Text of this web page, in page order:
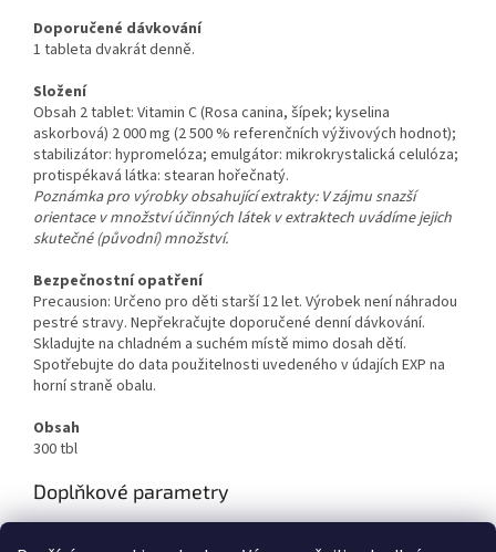
Doporučené dávkování
1 tableta dvakrát denně.
Složení
Obsah 2 tablet: Vitamin C (Rosa canina, šípek; kyselina
askorbová) 2 000 mg (2 500 % referenčních výživových hodnot);
stabilizátor: hypromelóza; emulgátor: mikrokrystalická celulóza;
protispékavá látka: stearan hořečnatý.
Poznámka pro výrobky obsahující extrakty: V zájmu snazší
orientace v množství účinných látek v extraktech uvádíme jejich
skutečné (původní) množství.
Bezpečnostní opatření
Precausion: Určeno pro děti starší 12 let. Výrobek není náhradou
pestré stravy. Nepřekračujte doporučené denní dávkování.
Skladujte na chladném a suchém místě mimo dosah dětí.
Spotřebujte do data použitelnosti uvedeného v údajích EXP na
horní straně obalu.
Obsah
300 tbl
Doplňkové parametry